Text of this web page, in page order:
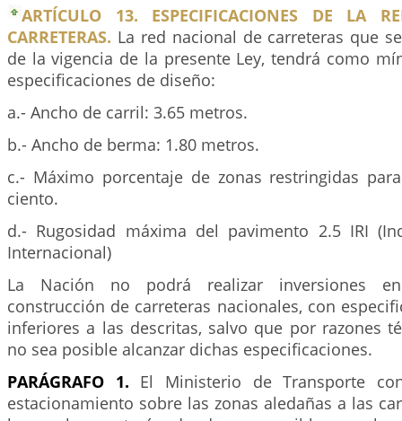
ARTÍCULO 13. ESPECIFICACIONES DE LA
CARRETERAS. La red nacional de carreteras que
de la vigencia de la presente Ley, tendrá como
especificaciones de diseño:
a.- Ancho de carril: 3.65 metros.
b.- Ancho de berma: 1.80 metros.
c.- Máximo porcentaje de zonas restringidas
ciento.
d.- Rugosidad máxima del pavimento 2.5 IRI
Internacional)
La Nación no podrá realizar inversiones
construcción de carreteras nacionales, con
inferiores a las descritas, salvo que por razones
no sea posible alcanzar dichas especificaciones.
PARÁGRAFO 1. El Ministerio de Transporte
estacionamiento sobre las zonas aledañas a las